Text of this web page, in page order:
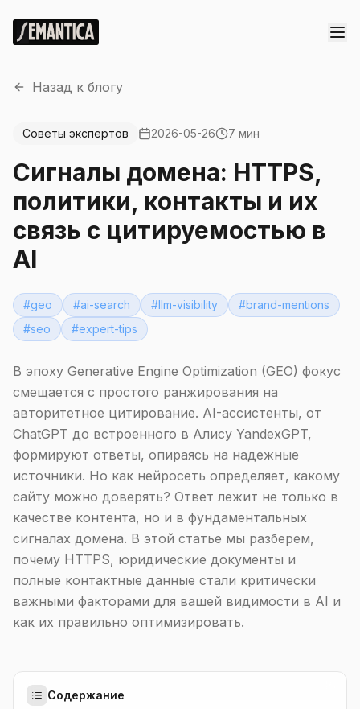
Назад к блогу
Советы экспертов 2026-05-26 7 мин
Сигналы домена: HTTPS,
политики, контакты и их
связь с цитируемостью в
AI
#geo #ai-search #llm-visibility #brand-mentions
#seo #expert-tips
В эпоху Generative Engine Optimization (GEO) фокус
смещается с простого ранжирования на
авторитетное цитирование. AI-ассистенты, от
ChatGPT до встроенного в Алису YandexGPT,
формируют ответы, опираясь на надежные
источники. Но как нейросеть определяет, какому
сайту можно доверять? Ответ лежит не только в
качестве контента, но и в фундаментальных
сигналах домена. В этой статье мы разберем,
почему HTTPS, юридические документы и
полные контактные данные стали критически
важными факторами для вашей видимости в AI и
как их правильно оптимизировать.
Содержание